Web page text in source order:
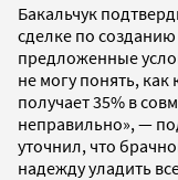
Бакальчук
сделке по созданию
предложенные
не могу понять,
получает 35% в
неправильно», —
уточнил, что
надежду уладить